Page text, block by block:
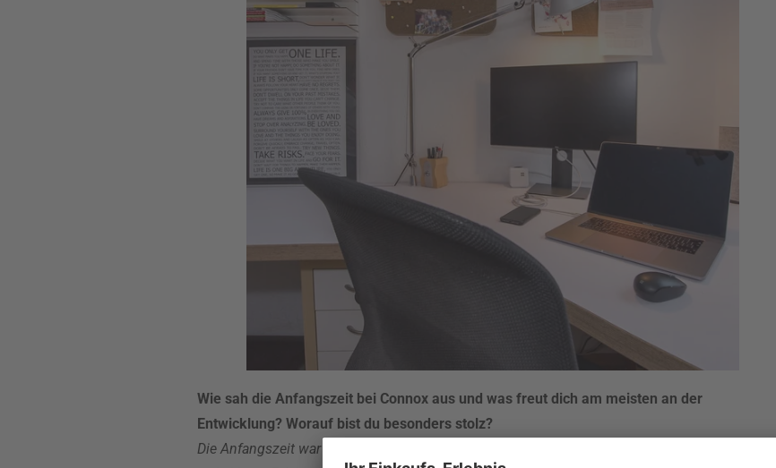
Wie sah die Anfangszeit bei Connox aus und was freut dich am meisten an der
Entwicklung? Worauf bist du besonders stolz?
Die Anfangszeit war geprägt durch extrem harte Arbeit, meist bis tief in die Nacht hinein. Aber